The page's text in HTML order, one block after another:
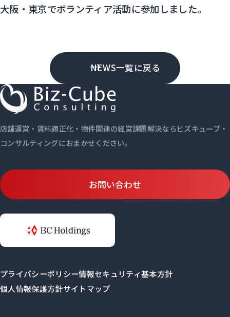
大阪・東京でボランティア活動に参加しました。
NEWS一覧に戻る
店舗運営・賃料適正化・物件関連の経営課題解決ならビズキューブ・
コンサルティングにおまかせください。
お問い合わせ
プライバシーポリシー情報セキュリティ基本方針
個人情報保護方針サイトマップ